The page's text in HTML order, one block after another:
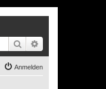
Suche
Anmelden